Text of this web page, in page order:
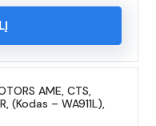
AME, CTS,
(Kodas – WA911L),